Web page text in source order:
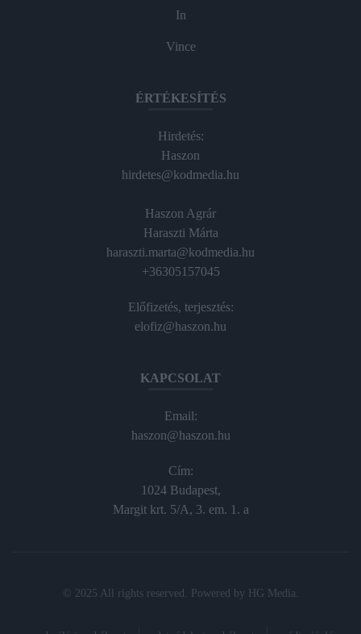
In
Vince
ÉRTÉKESÍTÉS
Hirdetés:
Haszon
hirdetes@kodmedia.hu
Haszon Agrár
Haraszti Márta
haraszti.marta@kodmedia.hu
+36305157045
Előfizetés, terjesztés:
elofiz@haszon.hu
KAPCSOLAT
Email:
haszon@haszon.hu
Cím:
1024 Budapest,
Margit krt. 5/A, 3. em. 1. a
© 2025 All rights reserved. Powered by HG Media